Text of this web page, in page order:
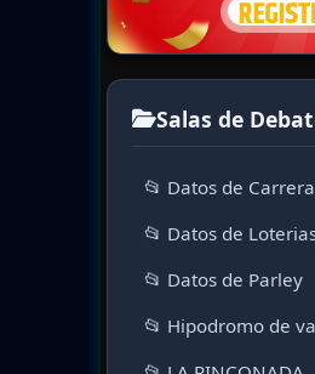
Salas de
📂 Datos de
📂 Datos de
📂 Datos de Parley
📂 Hipodromo de